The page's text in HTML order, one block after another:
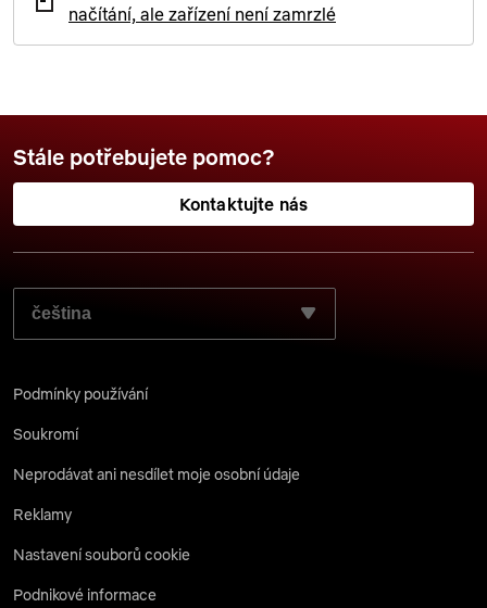
načítání, ale zařízení není zamrzlé
Stále potřebujete pomoc?
Kontaktujte nás
ZVOLTE JAZYK, KTERÝ SI PŘEJETE POUŽÍT:
Podmínky používání
Soukromí
Neprodávat ani nesdílet moje osobní údaje
Reklamy
Nastavení souborů cookie
Podnikové informace